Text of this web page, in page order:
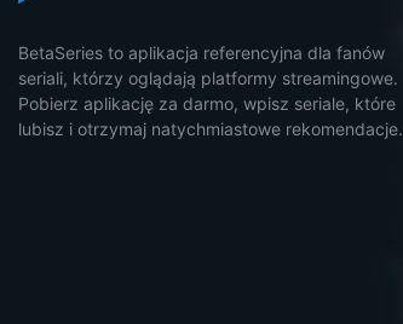
BetaSeries to aplikacja referencyjna dla fanów
seriali, którzy oglądają platformy streamingowe.
Pobierz aplikację za darmo, wpisz seriale, które
lubisz i otrzymaj natychmiastowe rekomendacje.